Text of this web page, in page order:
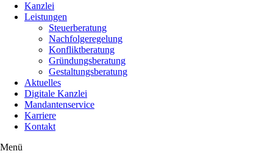
Kanzlei
Leistungen
Steuerberatung
Nachfolgeregelung
Konfliktberatung
Gründungsberatung
Gestaltungsberatung
Aktuelles
Digitale Kanzlei
Mandantenservice
Karriere
Kontakt
Menü